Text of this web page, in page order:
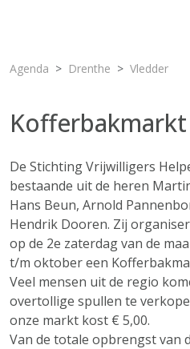
Agenda Drenthe Vledder
De Stichting Vrijwilligers
bestaande uit de heren
Hans Beun, Arnold
Hendrik Dooren. Zij
op de 2e zaterdag van de
t/m oktober een
Veel mensen uit de regio
overtollige spullen te
onze markt kost € 5,00.
Van de totale opbrengst van